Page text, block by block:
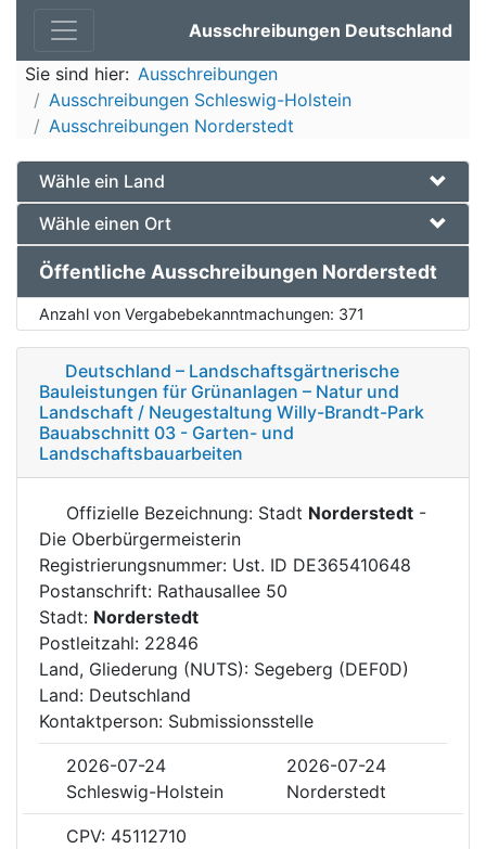
Ausschreibungen Deutschland
Sie sind hier: Ausschreibungen
Ausschreibungen Schleswig-Holstein
Ausschreibungen Norderstedt
Wähle ein Land
Wähle einen Ort
Öffentliche Ausschreibungen Norderstedt
Anzahl von Vergabebekanntmachungen: 371
Deutschland – Landschaftsgärtnerische
Bauleistungen für Grünanlagen – Natur und
Landschaft / Neugestaltung Willy-Brandt-Park
Bauabschnitt 03 - Garten- und
Landschaftsbauarbeiten
Offizielle Bezeichnung: Stadt Norderstedt -
Die Oberbürgermeisterin
Registrierungsnummer: Ust. ID DE365410648
Postanschrift: Rathausallee 50
Stadt: Norderstedt
Postleitzahl: 22846
Land, Gliederung (NUTS): Segeberg (DEF0D)
Land: Deutschland
Kontaktperson: Submissionsstelle
2026-07-24
2026-07-24
Schleswig-Holstein
Norderstedt
CPV: 45112710